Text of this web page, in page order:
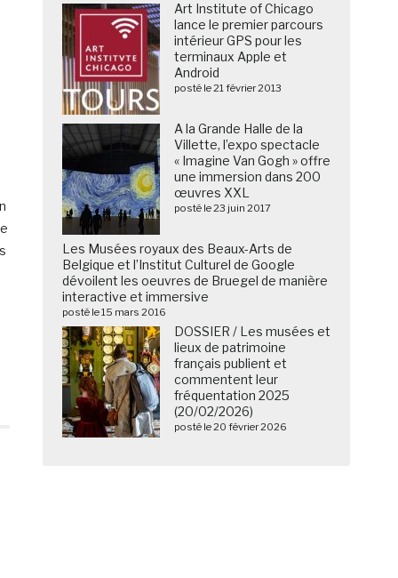
Art Institute of Chicago
lance le premier parcours
intérieur GPS pour les
terminaux Apple et
Android
posté le 21 février 2013
A la Grande Halle de la
Villette, l’expo spectacle
« Imagine Van Gogh » offre
une immersion dans 200
œuvres XXL
posté le 23 juin 2017
Les Musées royaux des Beaux-Arts de
Belgique et l’Institut Culturel de Google
dévoilent les oeuvres de Bruegel de manière
interactive et immersive
posté le 15 mars 2016
DOSSIER / Les musées et
lieux de patrimoine
français publient et
commentent leur
fréquentation 2025
(20/02/2026)
posté le 20 février 2026